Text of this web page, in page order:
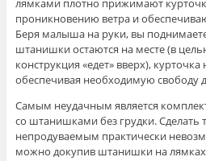
лямками плотно прижимают
проникновению ветра и
Беря малыша на руки, вы
штанишки остаются на месте (в
конструкция «едет» вверх),
обеспечивая необходимую свободу
Самым неудачным является
со штанишками без грудки. Сделать
непродуваемым практически
можно докупив штанишки на